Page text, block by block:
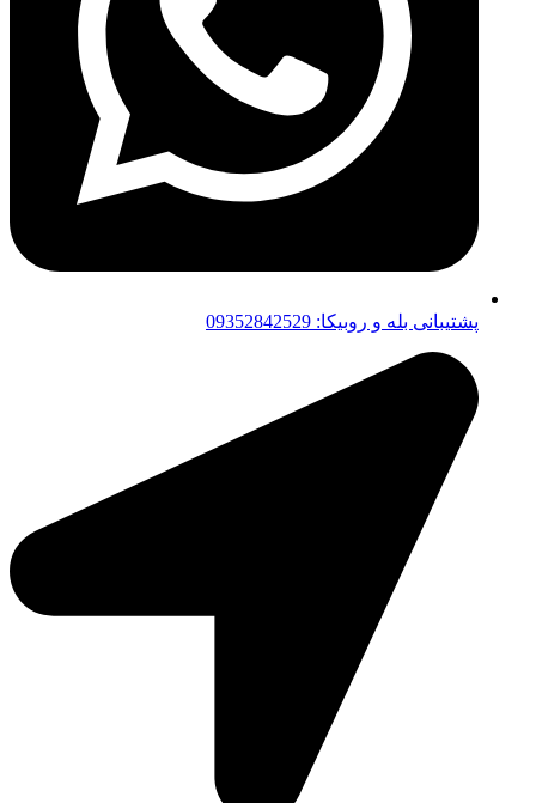
پشتیبانی بله و روبیکا: 09352842529